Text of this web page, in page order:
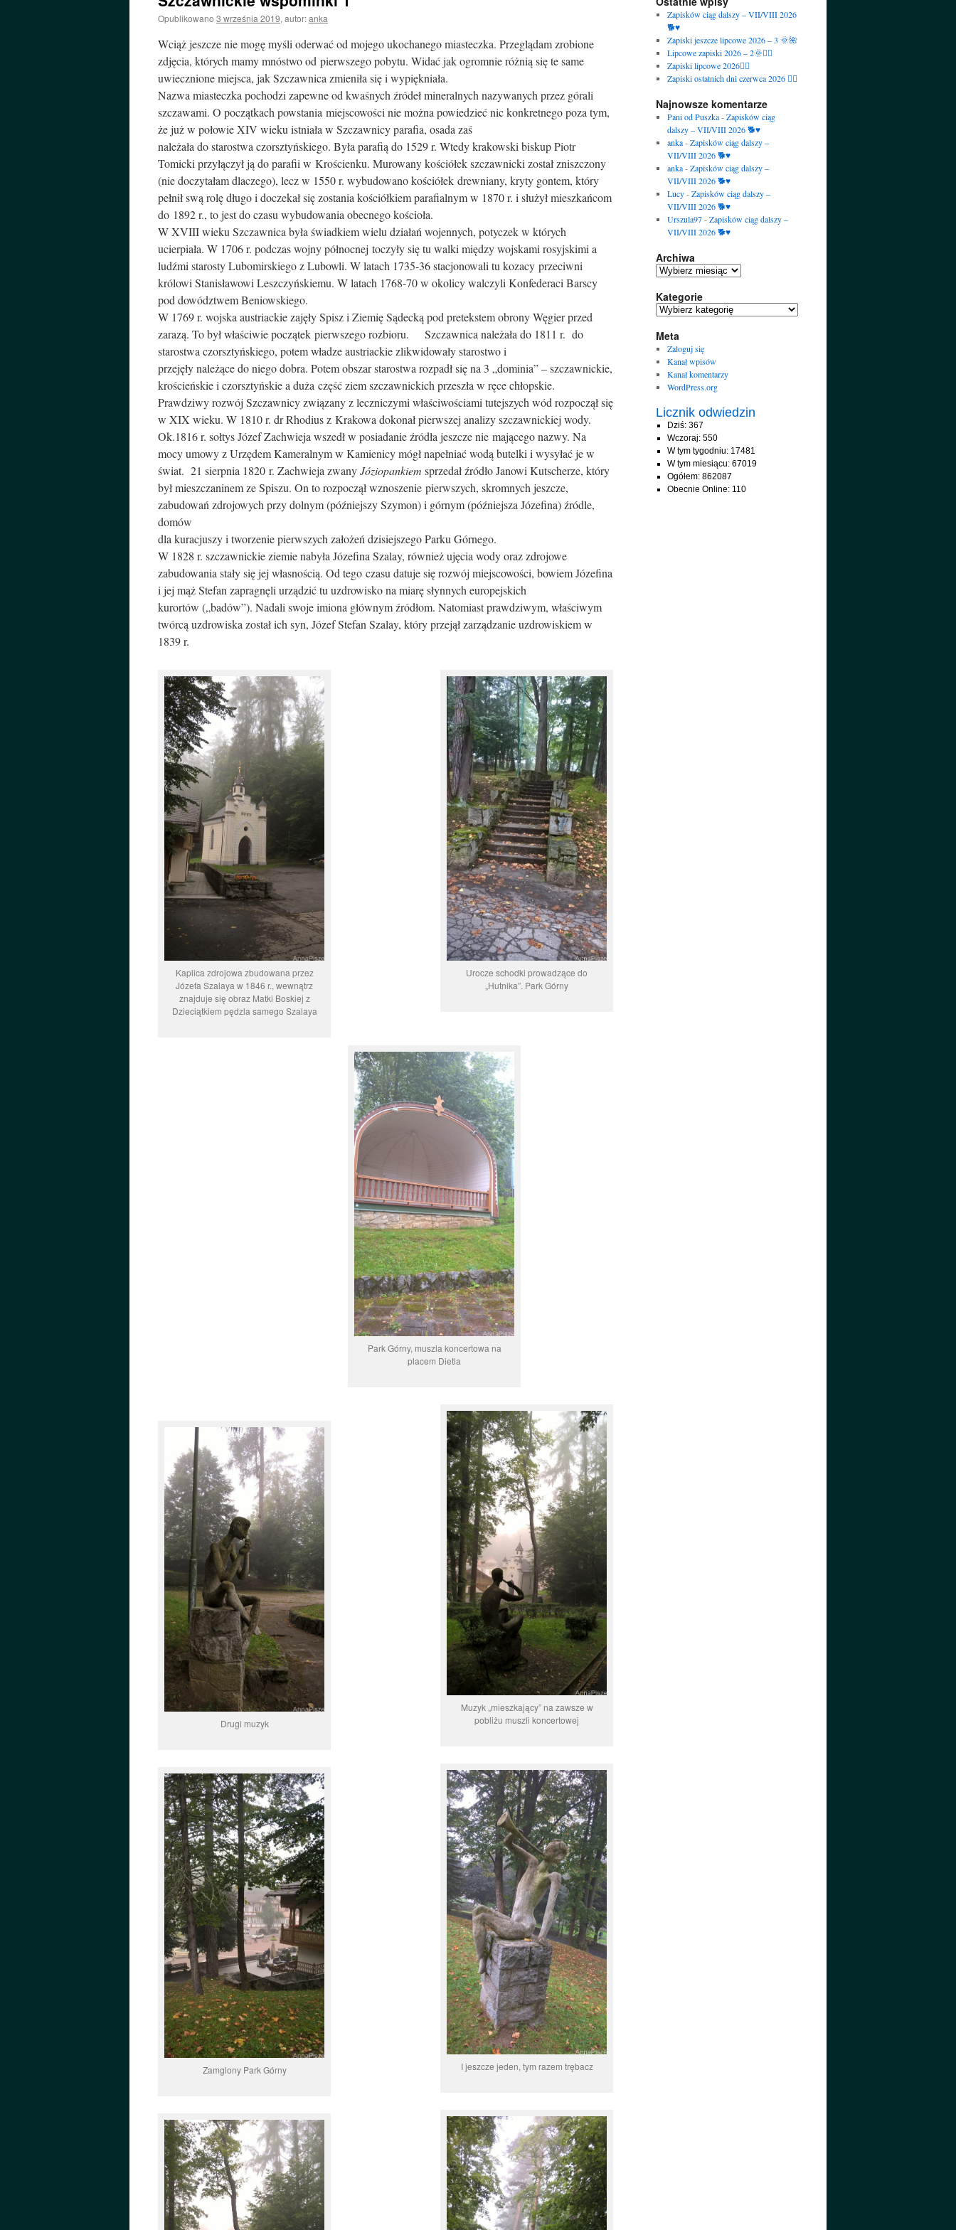
Opublikowano 3 września 2019, autor:anka
Wciąż jeszcze nie mogę myśli oderwać od mojego ukochanego miasteczka. Przeglądam zrobione
zdjęcia, których mamy mnóstwo od pierwszego pobytu. Widać jak ogromnie różnią się te same
uwiecznione miejsca, jak Szczawnica zmieniła się i wypiękniała.
Nazwa miasteczka pochodzi zapewne od kwaśnych źródeł mineralnych nazywanych przez górali
szczawami. O początkach powstania miejscowości nie można powiedzieć nic konkretnego poza tym,
że już w połowie XIV wieku istniała w Szczawnicy parafia, osada zaś
należała do starostwa czorsztyńskiego. Była parafią do 1529 r. Wtedy krakowski biskup Piotr
Tomicki przyłączył ją do parafii w Krościenku. Murowany kościółek szczawnicki został zniszczony
(nie doczytałam dlaczego), lecz w 1550 r. wybudowano kościółek drewniany, kryty gontem, który
pełnił swą rolę długo i doczekał się zostania kościółkiem parafialnym w 1870 r. i służył mieszkańcom
do 1892 r., to jest do czasu wybudowania obecnego kościoła.
W XVIII wieku Szczawnica była świadkiem wielu działań wojennych, potyczek w których
ucierpiała. W 1706 r. podczas wojny północnej toczyły się tu walki między wojskami rosyjskimi a
ludźmi starosty Lubomirskiego z Lubowli. W latach 1735-36 stacjonowali tu kozacy przeciwni
królowi Stanisławowi Leszczyńskiemu. W latach 1768-70 w okolicy walczyli Konfederaci Barscy
pod dowództwem Beniowskiego.
W 1769 r. wojska austriackie zajęły Spisz i Ziemię Sądecką pod pretekstem obrony Węgier przed
zarazą. To był właściwie początek pierwszego rozbioru. Szczawnica należała do 1811 r. do
starostwa czorsztyńskiego, potem władze austriackie zlikwidowały starostwo i
przejęły należące do niego dobra. Potem obszar starostwa rozpadł się na 3 „dominia” – szczawnickie,
krościeńskie i czorsztyńskie a duża część ziem szczawnickich przeszła w ręce chłopskie.
Prawdziwy rozwój Szczawnicy związany z leczniczymi właściwościami tutejszych wód rozpoczął się
w XIX wieku. W 1810 r. dr Rhodius z Krakowa dokonał pierwszej analizy szczawnickiej wody.
Ok.1816 r. sołtys Józef Zachwieja wszedł w posiadanie źródła jeszcze nie mającego nazwy. Na
mocy umowy z Urzędem Kameralnym w Kamienicy mógł napełniać wodą butelki i wysyłać je w
świat. 21 sierpnia 1820 r. Zachwieja zwanyJóziopankiem sprzedał źródło Janowi Kutscherze, który
był mieszczaninem ze Spiszu. On to rozpoczął wznoszenie pierwszych, skromnych jeszcze,
zabudowań zdrojowych przy dolnym (późniejszy Szymon) i górnym (późniejsza Józefina) źródle,
domów
dla kuracjuszy i tworzenie pierwszych założeń dzisiejszego Parku Górnego.
W 1828 r. szczawnickie ziemie nabyła Józefina Szalay, również ujęcia wody oraz zdrojowe
zabudowania stały się jej własnością. Od tego czasu datuje się rozwój miejscowości, bowiem Józefina
i jej mąż Stefan zapragnęli urządzić tu uzdrowisko na miarę słynnych europejskich
kurortów („badów”). Nadali swoje imiona głównym źródłom. Natomiast prawdziwym, właściwym
twórcą uzdrowiska został ich syn, Józef Stefan Szalay, który przejął zarządzanie uzdrowiskiem w
1839 r.
Kaplica zdrojowa zbudowana przez
Józefa Szalaya w 1846 r., wewnątrz
znajduje się obraz Matki Boskiej z
Dzieciątkiem pędzla samego Szalaya
Urocze schodki prowadzące do
„Hutnika”. Park Górny
Park Górny, muszla koncertowa na
placem Dietla
Muzyk „mieszkający” na zawsze w
pobliżu muszli koncertowej
Drugi muzyk
I jeszcze jeden, tym razem trębacz
Zamglony Park Górny
Zapisków ciąg dalszy – VII/VIII 2026
🐕♥️
Zapiski jeszcze lipcowe 2026 – 3 🌞🌺
Lipcowe zapiski 2026 – 2🌞🙋‍♀️
Zapiski lipcowe 2026🙋‍♀️
Zapiski ostatnich dni czerwca 2026 🙋‍♀️
Najnowsze komentarze
Pani od Puszka-Zapisków ciąg
dalszy – VII/VIII 2026 🐕♥️
anka-Zapisków ciąg dalszy –
VII/VIII 2026 🐕♥️
anka-Zapisków ciąg dalszy –
VII/VIII 2026 🐕♥️
Lucy-Zapisków ciąg dalszy –
VII/VIII 2026 🐕♥️
Urszula97-Zapisków ciąg dalszy –
VII/VIII 2026 🐕♥️
Archiwa
Archiwa
Kategorie
Kategorie
Meta
Zaloguj się
Kanał wpisów
Kanał komentarzy
WordPress.org
Licznik odwiedzin
Dziś: 367
Wczoraj: 550
W tym tygodniu: 17481
W tym miesiącu: 67019
Ogółem: 862087
Obecnie Online: 110